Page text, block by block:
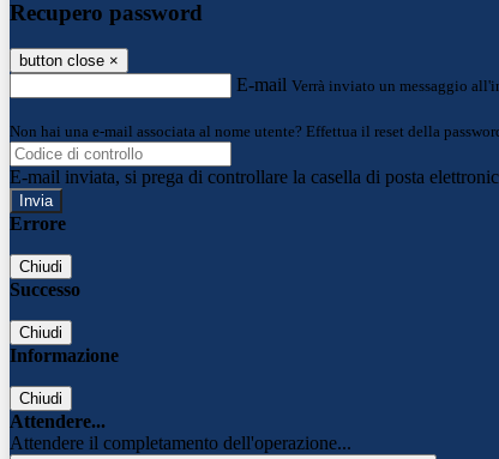
Recupero password
button close ×
E-mail Verrà inviato un messaggio
Non hai una e-mail associata al nome utente? Effettua il reset della
E-mail inviata, si prega di controllare la casella di posta
Errore
Chiudi
Successo
Chiudi
Informazione
Chiudi
Attendere...
Attendere il completamento dell'operazione...